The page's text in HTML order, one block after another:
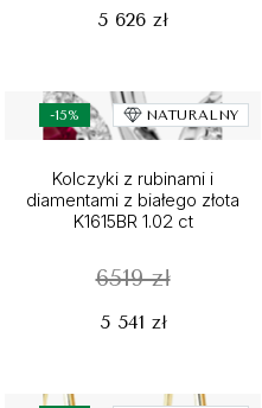
5 626 zł
-15% NATURALNY
Kolczyki z rubinami i
diamentami z białego złota
K1615BR 1.02 ct
6519 zł
5 541 zł